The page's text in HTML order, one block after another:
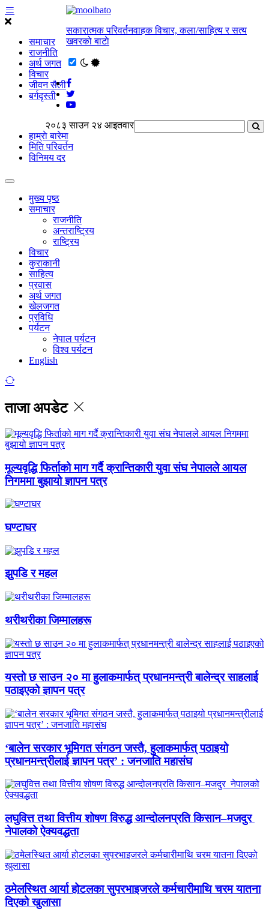
समाचार
राजनीति
अर्थ जगत
विचार
जीवन सैली
बर्गदृस्ती
सकारात्मक परिवर्तनवाहक विचार, कला/साहित्य र सत्य
खवरको बाटाे
२०८३ साउन २४ आइतवार
हाम्राे बारेमा
मिति परिवर्तन
विनिमय दर
मुख्य पृष्ठ
समाचार
राजनीति
अन्तराष्ट्रिय
राष्ट्रिय
विचार
कुराकानी
साहित्य
प्रवास
अर्थ जगत
खेलजगत
प्रविधि
पर्यटन
नेपाल पर्यटन
विश्व पर्यटन
English
ताजा अपडेट
मूल्यवृद्धि फिर्ताको माग गर्दै क्रान्तिकारी युवा संघ नेपालले आयल
निगममा बुझायो ज्ञापन पत्र
घण्टाघर
झुपडि र महल
थरीथरीका जिम्मालहरू
यस्तो छ साउन २० मा हुलाकमार्फत् प्रधानमन्त्री बालेन्द्र साहलाई
पठाइएको ज्ञापन पत्र
‘बालेन सरकार भूमिगत संगठन जस्तै, हुलाकमार्फत् पठाइयो
प्रधानमन्त्रीलाई ज्ञापन पत्र’ : जनजाति महासंघ
लघुवित्त तथा वित्तीय शोषण विरुद्ध आन्दोलनप्रति किसान–मजदुर
नेपालको ऐक्यवद्धता
ठमेलस्थित आर्या होटलका सुपरभाइजरले कर्मचारीमाथि चरम यातना
दिएको खुलासा